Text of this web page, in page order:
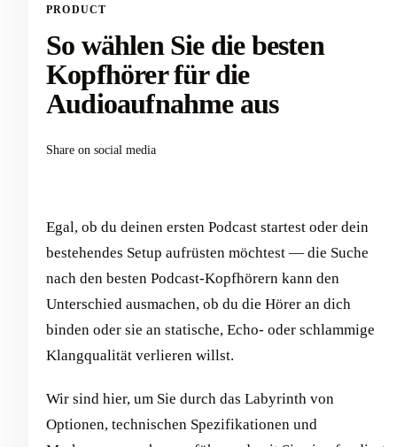
PRODUCT
So wählen Sie die besten
Kopfhörer für die
Audioaufnahme aus
Share on social media
Egal, ob du deinen ersten Podcast startest oder dein
bestehendes Setup aufrüsten möchtest — die Suche
nach den besten Podcast-Kopfhörern kann den
Unterschied ausmachen, ob du die Hörer an dich
binden oder sie an statische, Echo- oder schlammige
Klangqualität verlieren willst.
Wir sind hier, um Sie durch das Labyrinth von
Optionen, technischen Spezifikationen und